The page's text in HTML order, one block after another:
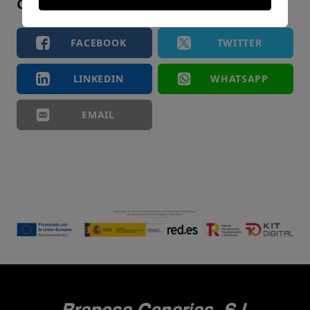
Comparte el artículo si te ha gustado
FACEBOOK TWITTER
LINKEDIN WHATSAPP
EMAIL